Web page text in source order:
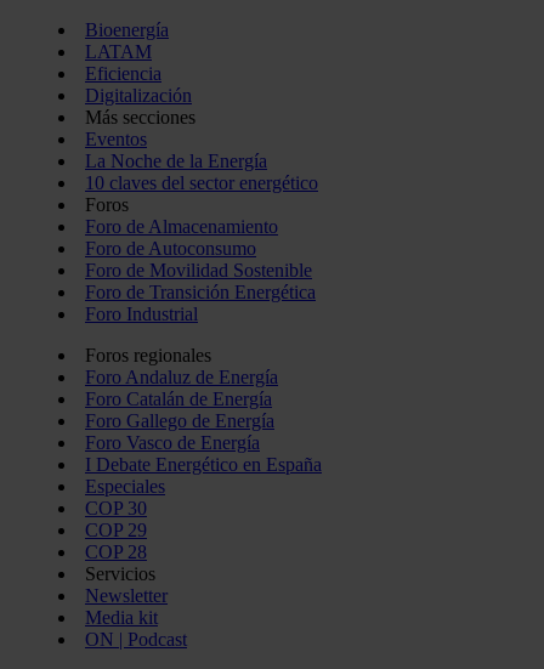
Bioenergía
LATAM
Eficiencia
Digitalización
Más secciones
Eventos
La Noche de la Energía
10 claves del sector energético
Foros
Foro de Almacenamiento
Foro de Autoconsumo
Foro de Movilidad Sostenible
Foro de Transición Energética
Foro Industrial
Foros regionales
Foro Andaluz de Energía
Foro Catalán de Energía
Foro Gallego de Energía
Foro Vasco de Energía
I Debate Energético en España
Especiales
COP 30
COP 29
COP 28
Servicios
Newsletter
Media kit
ON | Podcast